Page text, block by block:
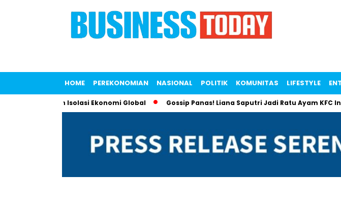
HOME PEREKONOMIAN NASIONAL POLITIK KOMUNITAS LIFESTYLE
Tren Isolasi Ekonomi Global Gossip Panas! Liana Saputri Jadi Ratu Ayam KFC